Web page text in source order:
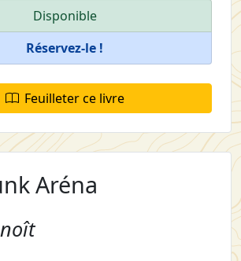
Disponible
Réservez-le !
Feuilleter ce livre
Aréna